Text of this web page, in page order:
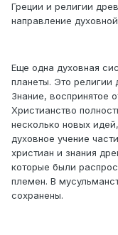
Греции и религии
направление
Еще одна духовная
планеты. Это религии
Знание, воспринятое
Христианство
несколько новых
духовное учение
христиан и знания
которые были
племен. В
сохранены.